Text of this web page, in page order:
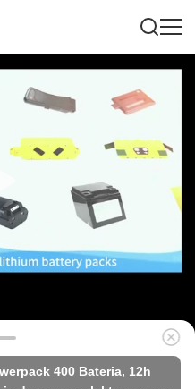
400 Bateria, 12h